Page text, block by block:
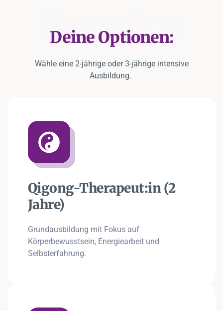
Service
Deine Optionen:
Wähle eine 2-jährige oder 3-jährige intensive
Ausbildung.
Qigong-Therapeut:in (2
Jahre)
Grundausbildung mit Fokus auf
Körperbewusstsein, Energiearbeit und
Selbsterfahrung.